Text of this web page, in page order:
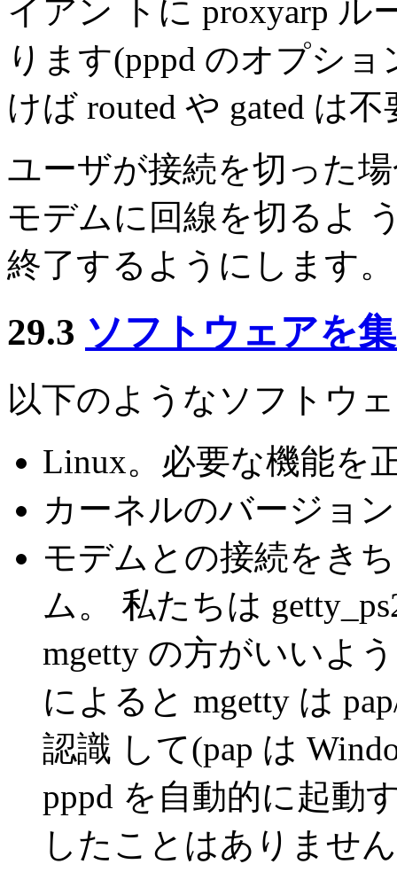
イアン トに proxyarp ル
ります(pppd のオプシ
けば routed や gated は
ユーザが接続を切った
モデムに回線を切るよ
終了するようにします。
29.3 ソフトウェアを
以下のようなソフトウ
Linux。必要な機能を
カーネルのバージョ
モデムとの接続をき
ム。 私たちは
mgetty の方がいいよ
によると mgetty は
認識 して(pap は
pppd を自動的に起動
したことはありませ